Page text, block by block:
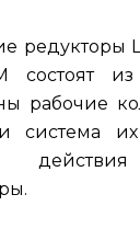
редукторы
состоят из
рабочие
система